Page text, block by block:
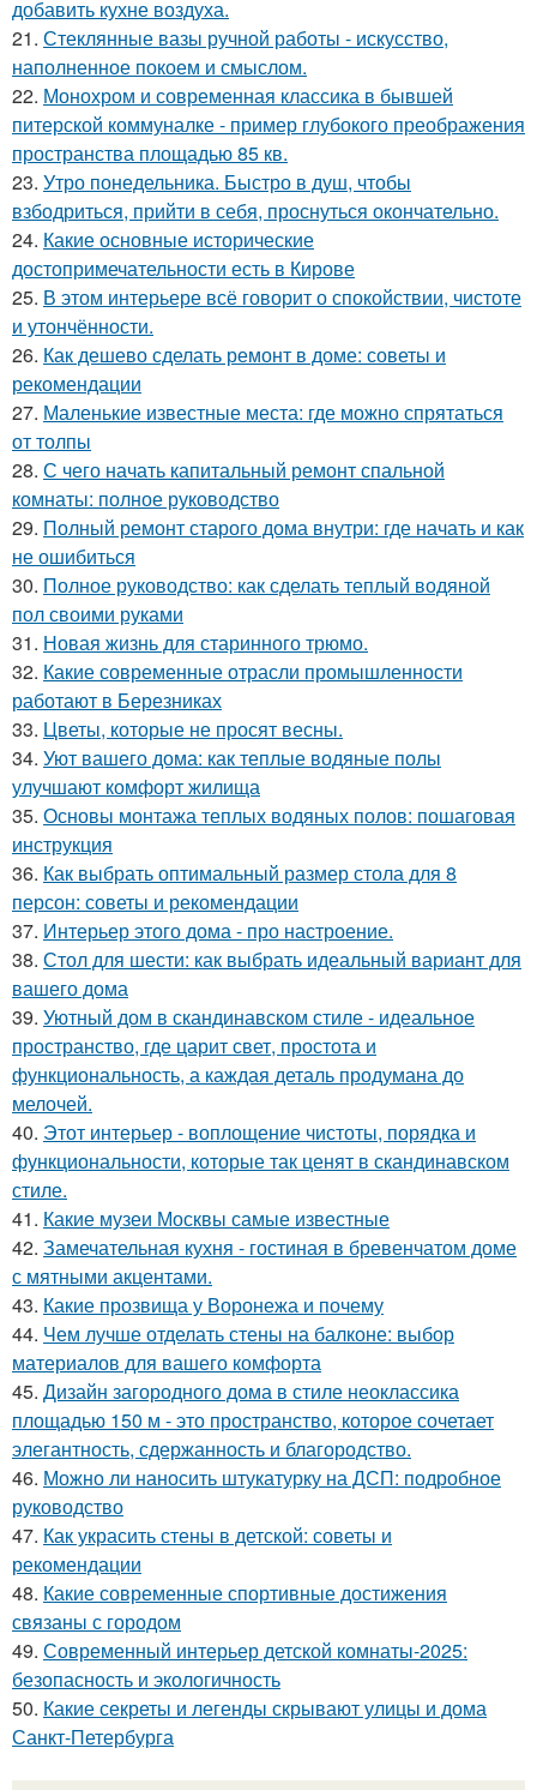
добавить кухне воздуха.
21. Стеклянные вазы ручной работы - искусство,
наполненное покоем и смыслом.
22. Монохром и современная классика в бывшей
питерской коммуналке - пример глубокого преображения
пространства площадью 85 кв.
23. Утро понедельника. Быстро в душ, чтобы
взбодриться, прийти в себя, проснуться окончательно.
24. Какие основные исторические
достопримечательности есть в Кирове
25. В этом интерьере всё говорит о спокойствии, чистоте
и утончённости.
26. Как дешево сделать ремонт в доме: советы и
рекомендации
27. Маленькие известные места: где можно спрятаться
от толпы
28. С чего начать капитальный ремонт спальной
комнаты: полное руководство
29. Полный ремонт старого дома внутри: где начать и как
не ошибиться
30. Полное руководство: как сделать теплый водяной
пол своими руками
31. Новая жизнь для старинного трюмо.
32. Какие современные отрасли промышленности
работают в Березниках
33. Цветы, которые не просят весны.
34. Уют вашего дома: как теплые водяные полы
улучшают комфорт жилища
35. Основы монтажа теплых водяных полов: пошаговая
инструкция
36. Как выбрать оптимальный размер стола для 8
персон: советы и рекомендации
37. Интерьер этого дома - про настроение.
38. Стол для шести: как выбрать идеальный вариант для
вашего дома
39. Уютный дом в скандинавском стиле - идеальное
пространство, где царит свет, простота и
функциональность, а каждая деталь продумана до
мелочей.
40. Этот интерьер - воплощение чистоты, порядка и
функциональности, которые так ценят в скандинавском
стиле.
41. Какие музеи Москвы самые известные
42. Замечательная кухня - гостиная в бревенчатом доме
с мятными акцентами.
43. Какие прозвища у Воронежа и почему
44. Чем лучше отделать стены на балконе: выбор
материалов для вашего комфорта
45. Дизайн загородного дома в стиле неоклассика
площадью 150 м - это пространство, которое сочетает
элегантность, сдержанность и благородство.
46. Можно ли наносить штукатурку на ДСП: подробное
руководство
47. Как украсить стены в детской: советы и
рекомендации
48. Какие современные спортивные достижения
связаны с городом
49. Современный интерьер детской комнаты-2025:
безопасность и экологичность
50. Какие секреты и легенды скрывают улицы и дома
Санкт-Петербурга